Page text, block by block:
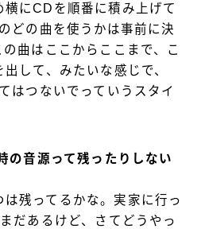
横にCDを順番に積み上げて
どの曲を使うかは事前に決
曲はここからここまで、こ
して、みたいな感じで、
はつないでっていうスタイ
音源って残ったりしない
は残ってるかな。実家に行っ
だあるけど、さてどうやっ